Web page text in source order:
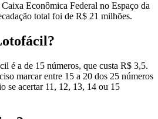
Econômica Federal no Espaço da
total foi de R$ 21 milhões.
é a de 15 números, que custa R$ 3,5.
marcar entre 15 a 20 dos 25 números
se acertar 11, 12, 13, 14 ou 15